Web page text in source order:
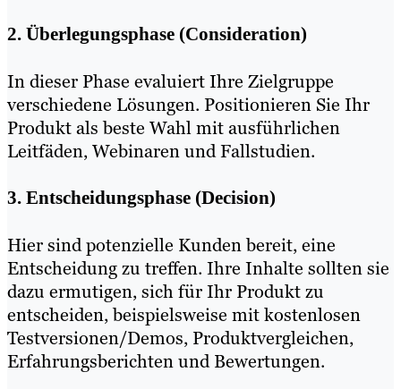
2. Überlegungsphase (Consideration)
In dieser Phase evaluiert Ihre Zielgruppe
verschiedene Lösungen. Positionieren Sie Ihr
Produkt als beste Wahl mit ausführlichen
Leitfäden, Webinaren und Fallstudien.
3. Entscheidungsphase (Decision)
Hier sind potenzielle Kunden bereit, eine
Entscheidung zu treffen. Ihre Inhalte sollten sie
dazu ermutigen, sich für Ihr Produkt zu
entscheiden, beispielsweise mit kostenlosen
Testversionen/Demos, Produktvergleichen,
Erfahrungsberichten und Bewertungen.